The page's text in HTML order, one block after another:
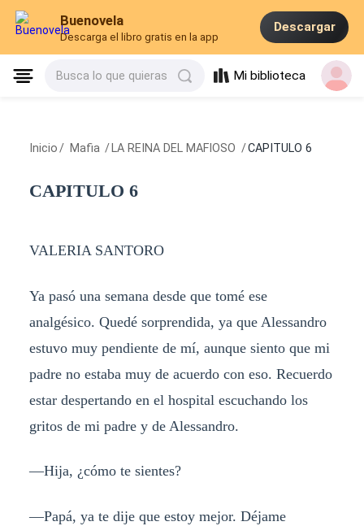
Buenovela
Descarga el libro gratis en la app
Descargar
Busca lo que quieras Mi biblioteca
Inicio / Mafia / LA REINA DEL MAFIOSO /CAPITULO 6
CAPITULO 6
VALERIA SANTORO
Ya pasó una semana desde que tomé ese
analgésico. Quedé sorprendida, ya que Alessandro
estuvo muy pendiente de mí, aunque siento que mi
padre no estaba muy de acuerdo con eso. Recuerdo
estar despertando en el hospital escuchando los
gritos de mi padre y de Alessandro.
—Hija, ¿cómo te sientes?
—Papá, ya te dije que estoy mejor. Déjame